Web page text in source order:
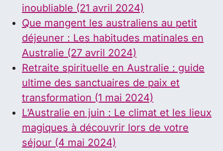
inoubliable (21 avril 2024)
Que mangent les australiens au petit
déjeuner : Les habitudes matinales en
Australie (27 avril 2024)
Retraite spirituelle en Australie : guide
ultime des sanctuaires de paix et
transformation (1 mai 2024)
L’Australie en juin : Le climat et les lieux
magiques à découvrir lors de votre
séjour (4 mai 2024)